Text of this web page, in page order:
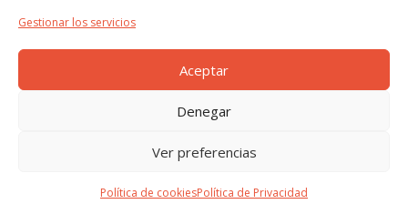
Gestionar los servicios
Aceptar
Denegar
Ver preferencias
Política de cookiesPolítica de Privacidad
otra vez. Y el/la paciente que lo siente así, no lo puede
evitar.
El ejercicio y la alimentación, siempre desde el disfrute, por
©2026 Todos los derechos reservados ·
Política de